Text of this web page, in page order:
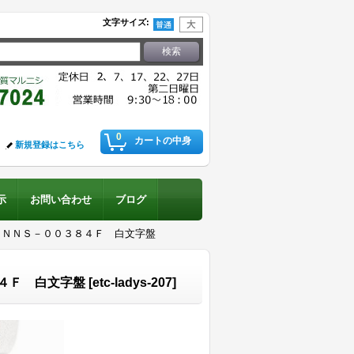
文字サイズ:
0 カートの中身
新規登録はこちら
お問い合わせ ブログ
ＮＳ－００３８４Ｆ 白文字盤
Ｆ 白文字盤 [etc-ladys-207]